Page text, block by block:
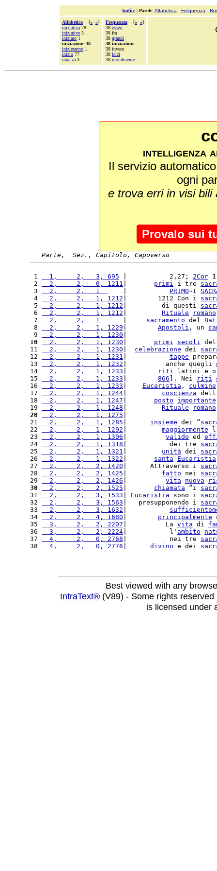
Indice| Parole: Alfabetica - Frequenza -
Alfabetica [« »]
iniziativa 28
iniziative 5
iniziato 1
iniziazione 38
inizieranno 1
inizio 77
innalza 3
Frequenza [« »]
38 esseri
38 fra
38 grandi
38 iniziazione
38 invece
38 laici
38 moralmente
intelligenza
Il servizio
ogni
e trova erri in visi
Provalo sui
Parte,  Sez., Capitolo, Capoverso
1
  1,     2,   3, 695
|           2,27; 2Cor
2
  2,     2,   0, 1211
primi i tre
3
  2,     2,   1
PRIMO~I
4
  2,     2,   1, 1212
|        1212 Con i
5
  2,     2,   1, 1212
|         di questi
6
  2,     2,   1, 1212
Rituale romano
7
  2,     2,   1
sacramento del
8
  2,     2,   1, 1229
Apostoli , un
9
  2,     2,   1, 1230
|
10
  2,     2,   1, 1230
primi secoli
11
  2,     2,   1, 1230
celebrazione dei
12
  2,     2,   1, 1231
tappe
13
  2,     2,   1, 1232
|          anche quegli
14
  2,     2,   1, 1233
riti latini e
15
  2,     2,   1, 1233
866 ]. Nei riti
16
  2,     2,   1, 1233
Eucaristia , culmine
17
  2,     2,   1, 1244
coscienza
18
  2,     2,   1, 1247
posto importante
19
  2,     2,   1, 1248
Rituale romano
20
  2,     2,   1, 1275
21
  2,     2,   1, 1285
insieme dei “
22
  2,     2,   1, 1292
maggiormente
23
  2,     2,   1, 1306
valido ed
24
  2,     2,   1, 1318
|           dei tre
25
  2,     2,   1, 1321
unità dei
26
  2,     2,   1, 1322
santa
Eucaristia
27
  2,     2,   2, 1420
|      Attraverso i
28
  2,     2,   2, 1425
fatto nei
29
  2,     2,   2, 1426
vita nuova
30
  2,     2,   2, 1525
chiamata “i
31
  2,     2,   3, 1533
Eucaristia sono i
32
  2,     2,   3, 1563
|   presupponendo i
33
  2,     2,   3, 1632
34
  2,     2,   4, 1680
principalmente
35
  3,     2,   2, 2207
|          La vita di
36
  3,     2,   2, 2224
|           l' ambito
37
  4,     2,   0, 2768
|           nei tre
38
  4,     2,   0, 2776
divino e dei
Best viewed with any
IntraText® (V89) - Some rights
is licensed under